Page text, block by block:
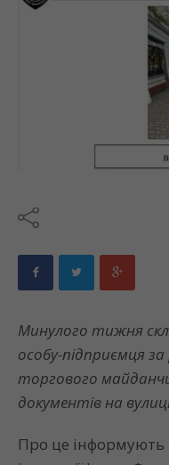
Минулого тижня
особу-підприємця
торгового
документів на
Про це інформують